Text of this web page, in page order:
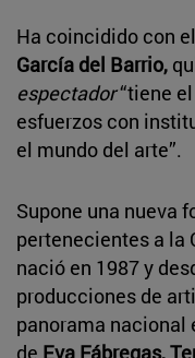
Ha coincidido con
García del Barrio,
espectador“tiene
esfuerzos con
el mundo del arte”.
Supone una nueva
pertenecientes a la
nació en 1987 y
producciones de
panorama nacional
de Eva Fábregas,